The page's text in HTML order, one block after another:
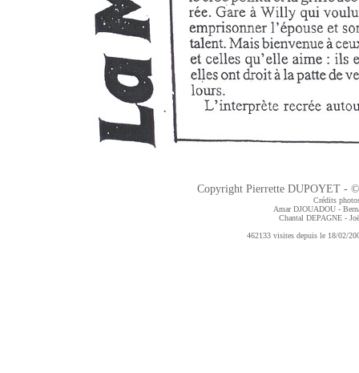
Copyright Pierrette DUPOYET -
Crédits
Amar DJOUADOU -
Chantal DEPAGNE -
462133 visites depuis le 18/02/